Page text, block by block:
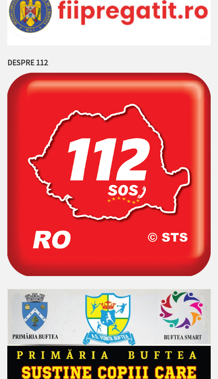
DESPRE 112